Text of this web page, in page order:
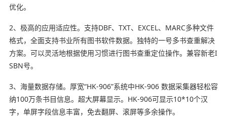
优化。
2、极高的应用适应性。支持DBF、TXT、EXCEL、MARC多种文件
格式，全面支持书业所有图书软件数据。独特的一号多书查重解决
方案。可以灵活地根据使用习惯进行图书查重定位操作。兼容新老I
SBN号。
3、海量数据存储。厚宽“HK-906”系统中HK-906 数据采集器轻松容
纳100万条书目信息。超大屏幕显示。HK-906可显示10*10个汉
字，单屏字段信息丰富，免去翻屏、滚屏等多余操作。